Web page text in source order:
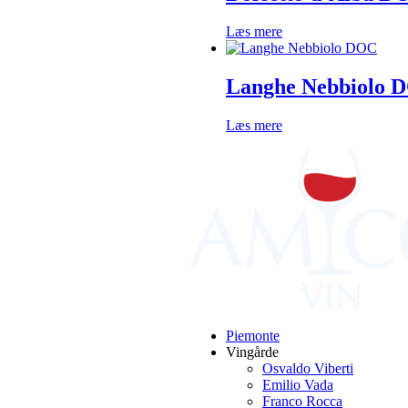
Læs mere
Langhe Nebbiolo
Læs mere
Piemonte
Vingårde
Osvaldo Viberti
Emilio Vada
Franco Rocca